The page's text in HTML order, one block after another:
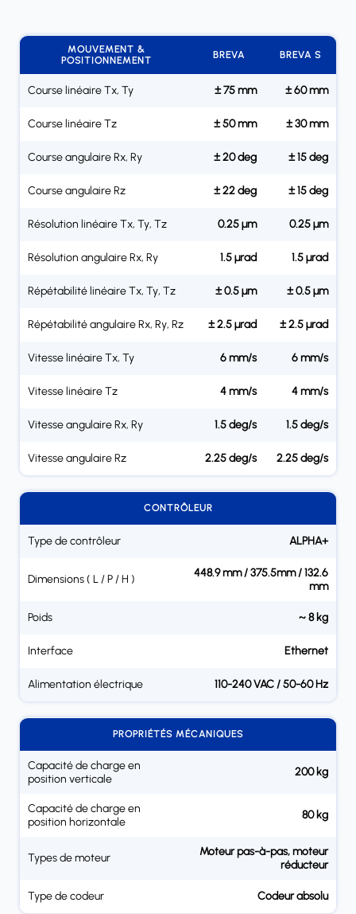
MOUVEMENT &
POSITIONNEMENT
BREVA BREVA S
Course linéaire Tx, Ty ± 75 mm ± 60 mm
Course linéaire Tz ± 50 mm ± 30 mm
Course angulaire Rx, Ry ± 20 deg ± 15 deg
Course angulaire Rz ± 22 deg ± 15 deg
Résolution linéaire Tx, Ty, Tz 0.25 µm 0.25 µm
Résolution angulaire Rx, Ry 1.5 µrad 1.5 µrad
Répétabilité linéaire Tx, Ty, Tz ± 0.5 µm ± 0.5 µm
Répétabilité angulaire Rx, Ry, Rz ± 2.5 µrad ± 2.5 µrad
Vitesse linéaire Tx, Ty 6 mm/s 6 mm/s
Vitesse linéaire Tz 4 mm/s 4 mm/s
Vitesse angulaire Rx, Ry 1.5 deg/s 1.5 deg/s
Vitesse angulaire Rz 2.25 deg/s 2.25 deg/s
CONTRÔLEUR
Type de contrôleur ALPHA+
Dimensions ( L / P / H )
448.9 mm / 375.5mm / 132.6
mm
Poids ~ 8 kg
Interface Ethernet
Alimentation électrique 110-240 VAC / 50-60 Hz
PROPRIÉTÉS MÉCANIQUES
Capacité de charge en
position verticale
200 kg
Capacité de charge en
position horizontale
80 kg
Types de moteur
Moteur pas-à-pas, moteur
réducteur
Type de codeur Codeur absolu